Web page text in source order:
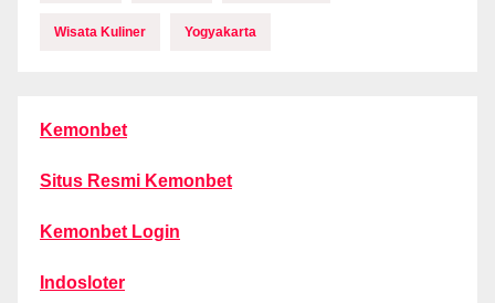
Wisata Kuliner Yogyakarta
Kemonbet
Situs Resmi Kemonbet
Kemonbet Login
Indosloter